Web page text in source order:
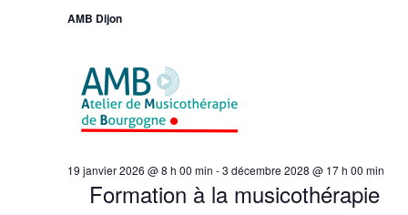
AMB Dijon
Formation à la musicothérapie
19 janvier 2026 @ 8 h 00 min -3 décembre 2028 @ 17 h 00 min